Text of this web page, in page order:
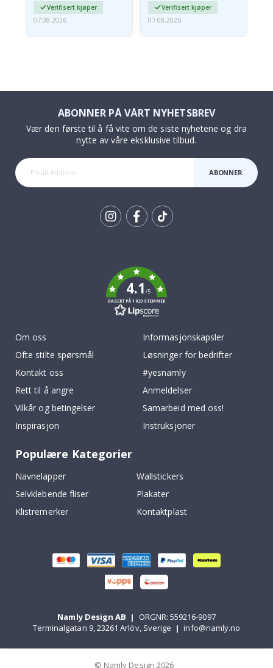
Verifisert kjøper
07.08.2026
Verifisert kjøper
07.08.2026
ABONNER PÅ VÅRT NYHETSBREV
Vær den første til å få vite om de siste nyhetene og dra
nytte av våre eksklusive tilbud.
ABONNER
4.1/5
BASERT PÅ 1029 STEMMER
Om oss
Ofte stilte spørsmål
Kontakt oss
Rett til å angre
Vilkår og betingelser
Inspirasjon
Informasjonskapsler
Løsninger for bedrifter
#yesnamly
Anmeldelser
Samarbeid med oss!
Instruksjoner
Populære Kategorier
Navnelapper
Wallstickers
Selvklebende fliser
Plakater
Klistremerker
Kontaktplast
Namly Design AB |
ORGNR: 559216-9097
Terminalgatan 9, 23261 Arlöv, Sverige | info@namly.no
© Namly Design 2026